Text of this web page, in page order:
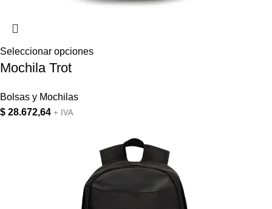
Seleccionar opciones
Mochila Trot
Bolsas y Mochilas
$ 28.672,64 + IVA